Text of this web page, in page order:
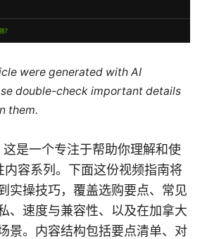
were generated with AI
double-check important details
them.
是一个专注于帮助你理解和使
内容系列。下面这份视频指南将
实操技巧，覆盖选购要点、常见
、速度与兼容性、以及在加拿大
景。内容结构包括要点清单、对